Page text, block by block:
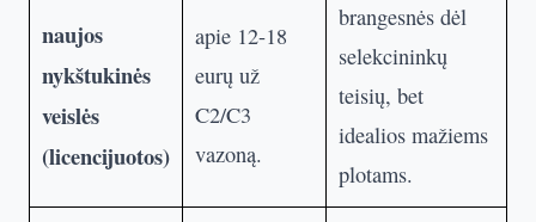
naujos
nykštukinės
veislės
(licencijuotos)
apie 12-18
eurų už
C2/C3
vazoną.
brangesnės dėl
selekcininkų
teisių, bet
idealios mažiems
plotams.